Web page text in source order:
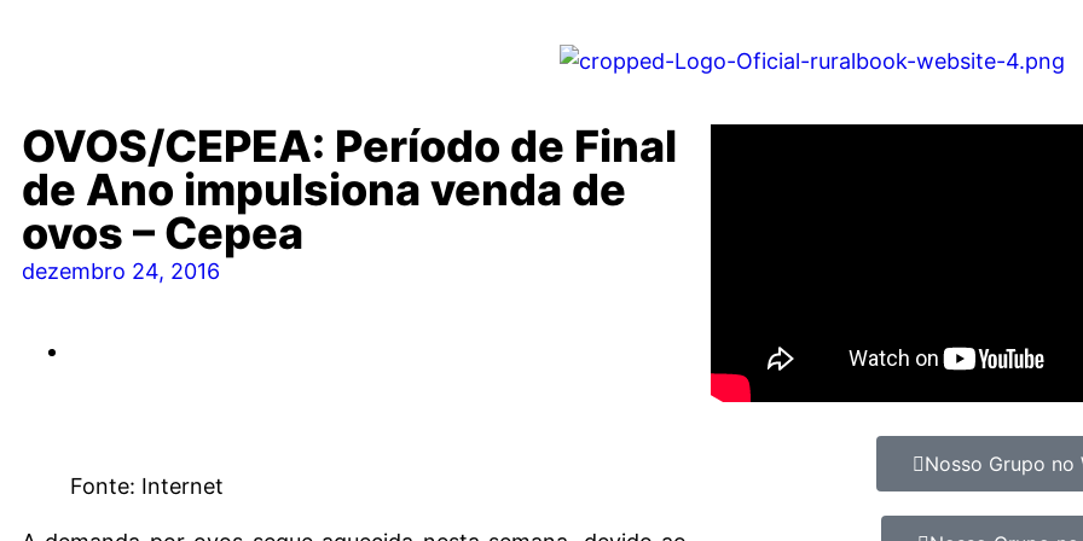
OVOS/CEPEA: Período de Final
de Ano impulsiona venda de
ovos – Cepea
dezembro 24, 2016
Fonte: Internet
Nosso Grupo no